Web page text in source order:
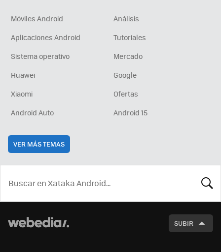
Móviles Android
Análisis
Aplicaciones Android
Tutoriales
Sistema operativo
Mercado
Huawei
Google
Xiaomi
Ofertas
Android Auto
Android 15
VER MÁS TEMAS
SUBIR